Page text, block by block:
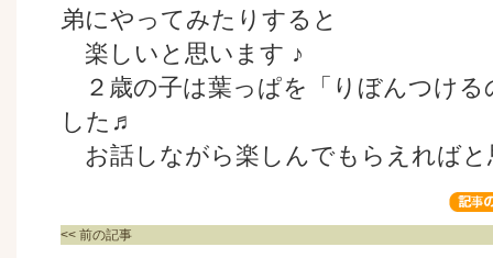
弟にやってみたりすると
楽しいと思います ♪
２歳の子は葉っぱを「りぼんつける
した♬
お話しながら楽しんでもらえればと
<< 前の記事